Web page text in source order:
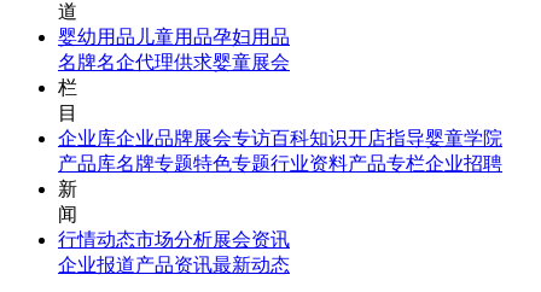
道
婴幼用品 儿童用品孕妇用品
名牌名企代理供求婴童展会
栏
目
企业库企业品牌展会专访百科知识开店指导婴童学院
产品库名牌专题特色专题行业资料产品专栏企业招聘
新
闻
行情动态市场分析展会资讯
企业报道产品资讯最新动态